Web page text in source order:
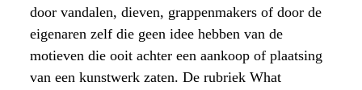
door vandalen, dieven, grappenmakers of door de
eigenaren zelf die geen idee hebben van de
motieven die ooit achter een aankoop of plaatsing
van een kunstwerk zaten. De rubriek What